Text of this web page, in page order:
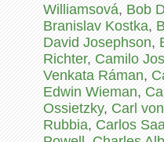
Williamsová,Bob
Branislav Kostka,
David Josephson,
Richter,Camilo
Venkata Ráman,
Edwin Wieman,
Ossietzky,Carl
Rubbia,Carlos